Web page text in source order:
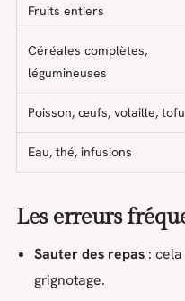
Fruits entiers
Céréales complètes,
légumineuses
Poisson, œufs, volaille, tofu
Eau, thé, infusions
Les erreurs
Sauter des repas :
grignotage.